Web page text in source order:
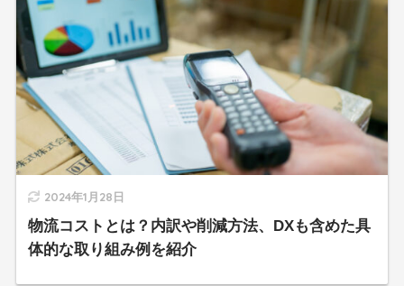
2024年1月28日
物流コストとは？内訳や削減方法、DXも含めた具
体的な取り組み例を紹介